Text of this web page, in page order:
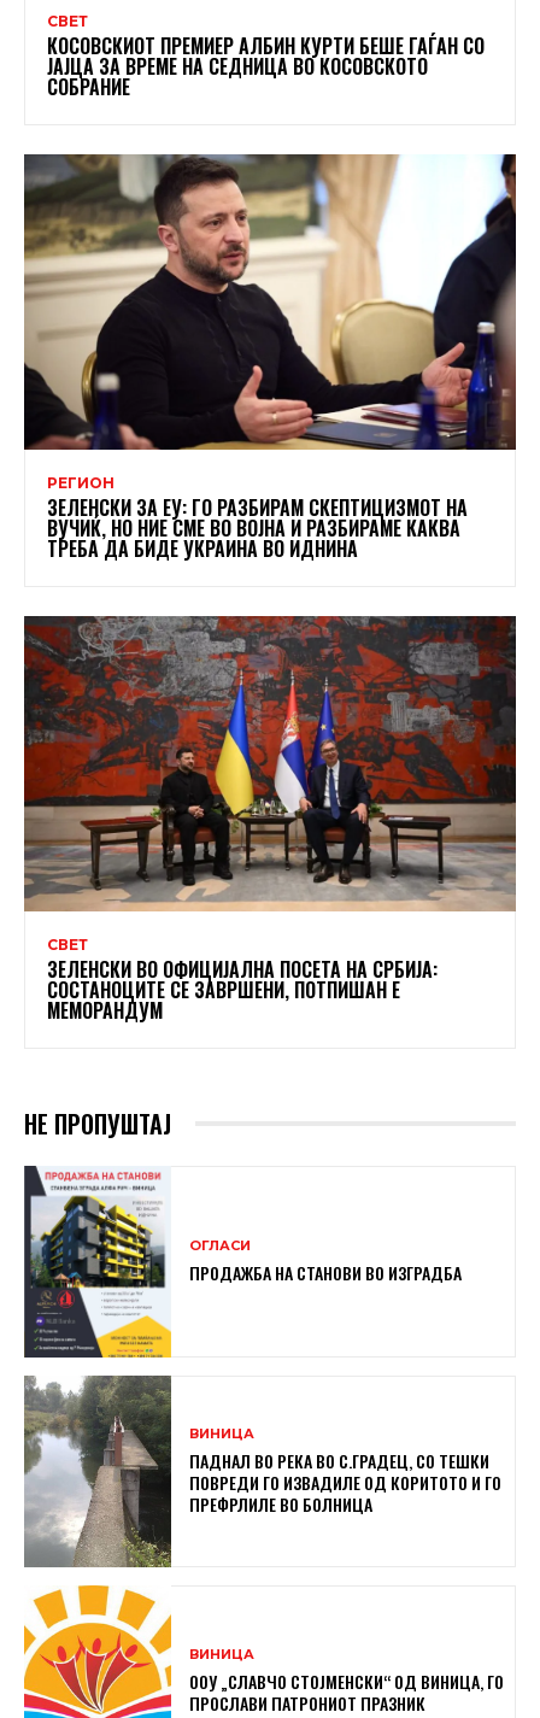
СВЕТ
КОСОВСКИОТ ПРЕМИЕР АЛБИН КУРТИ БЕШЕ ГАЃАН СО
ЈАЈЦА ЗА ВРЕМЕ НА СЕДНИЦА ВО КОСОВСКОТО
СОБРАНИЕ
РЕГИОН
ЗЕЛЕНСКИ ЗА ЕУ: ГО РАЗБИРАМ СКЕПТИЦИЗМОТ НА
ВУЧИЌ, НО НИЕ СМЕ ВО ВОЈНА И РАЗБИРАМЕ КАКВА
ТРЕБА ДА БИДЕ УКРАИНА ВО ИДНИНА
СВЕТ
ЗЕЛЕНСКИ ВО ОФИЦИЈАЛНА ПОСЕТА НА СРБИЈА:
СОСТАНОЦИТЕ СЕ ЗАВРШЕНИ, ПОТПИШАН Е
МЕМОРАНДУМ
НЕ ПРОПУШТАЈ
ОГЛАСИ
ПРОДАЖБА НА СТАНОВИ ВО ИЗГРАДБА
ВИНИЦА
ПАДНАЛ ВО РЕКА ВО С.ГРАДЕЦ, СО ТЕШКИ
ПОВРЕДИ ГО ИЗВАДИЛЕ ОД КОРИТОТО И ГО
ПРЕФРЛИЛЕ ВО БОЛНИЦА
ВИНИЦА
ООУ „СЛАВЧО СТОЈМЕНСКИ“ ОД ВИНИЦА, ГО
ПРОСЛАВИ ПАТРОНИОТ ПРАЗНИК